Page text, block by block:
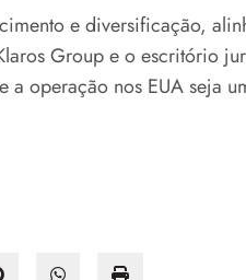
e diversificação,
Group e o escritório
operação nos EUA seja